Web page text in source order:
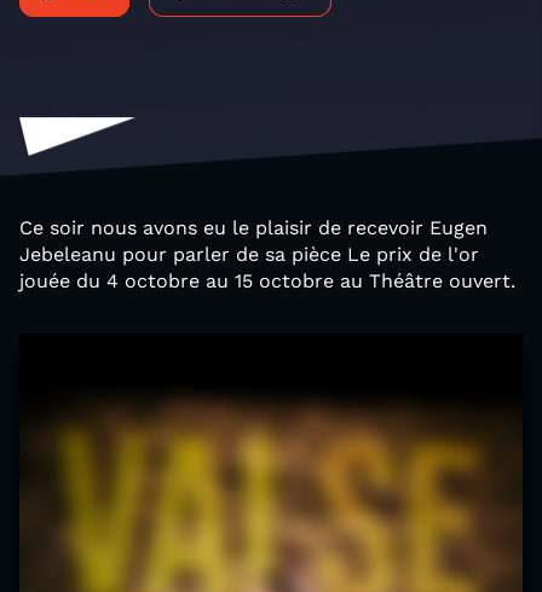
Ce soir nous avons eu le plaisir de recevoir Eugen
Jebeleanu pour parler de sa pièce Le prix de l'or
jouée​ ​du 4 octobre au 15 octobre au Théâtre ouvert.